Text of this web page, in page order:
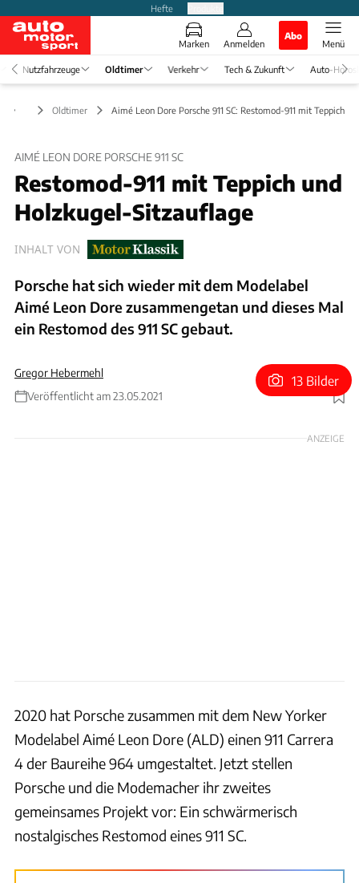
Hefte
Marken Anmelden
Abo
Menü
Nutzfahrzeuge Oldtimer Verkehr Tech & Zukunft Auto-
Oldtimer Aimé Leon Dore Porsche 911 SC: Restomod-911 mit Teppich
AIMÉ LEON DORE PORSCHE 911 SC
Restomod-911 mit Teppich und
Holzkugel-Sitzauflage
INHALT VON
Porsche hat sich wieder mit dem Modelabel
Aimé Leon Dore zusammengetan und dieses Mal
ein Restomod des 911 SC gebaut.
Gregor Hebermehl
Veröffentlicht am 23.05.2021
Foto: Aimé Leon Dore/Porsche
13 Bilder
ANZEIGE
2020 hat Porsche zusammen mit dem New Yorker
Modelabel Aimé Leon Dore (ALD) einen 911 Carrera
4 der Baureihe 964 umgestaltet. Jetzt stellen
Porsche und die Modemacher ihr zweites
gemeinsames Projekt vor: Ein schwärmerisch
nostalgisches Restomod eines 911 SC.